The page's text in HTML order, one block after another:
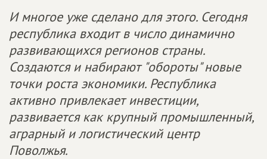
И многое уже сделано для этого. Сегодня
республика входит в число динамично
развивающихся регионов страны.
Создаются и набирают "обороты" новые
точки роста экономики. Республика
активно привлекает инвестиции,
развивается как крупный промышленный,
аграрный и логистический центр
Поволжья.